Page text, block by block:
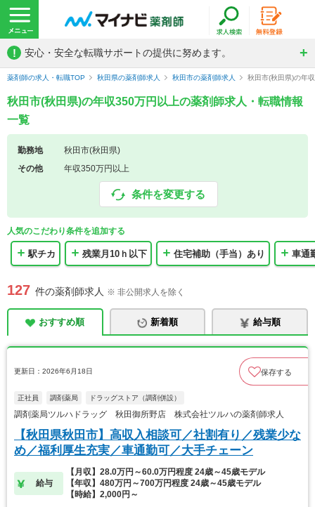
! 安心・安全な転職サポートの提供に努めます。
薬剤師の求人・転職TOP 秋田県の薬剤師求人 秋田市の薬剤師求人 秋田市(秋田県)の年
秋田市(秋田県)の年収350万円以上の薬剤師求人・転職情報
一覧
勤務地
秋田市(秋田県)
その他
年収350万円以上
条件を変更する
人気のこだわり条件を追加する
駅チカ 残業月10ｈ以下 住宅補助（手当）あり 車通
127 件の薬剤師求人 ※ 非公開求人を除く
おすすめ順 新着順 給与順
更新日：2026年6月18日 保存する
正社員 調剤薬局 ドラッグストア（調剤併設）
調剤薬局ツルハドラッグ 秋田御所野店 株式会社ツルハの薬剤師求人
【秋田県秋田市】高収入相談可／社割有り／残業少な
め／福利厚生充実／車通勤可／大手チェーン
給与
【月収】28.0万円～60.0万円程度 24歳～45歳モデル
【年収】480万円～700万円程度 24歳～45歳モデル
【時給】2,000円～